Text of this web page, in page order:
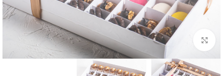
לחץ להגדלה